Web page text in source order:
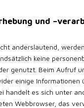
und
anderslautend,
keine
genutzt. Beim Aufruf
einige Informationen
handelt es sich unter
Webbrowser, das